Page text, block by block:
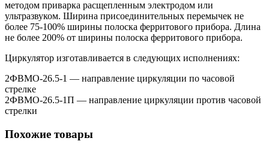
методом приварка расщепленным электродом или
ультразвуком. Ширина присоединительных перемычек не
более 75-100% ширины полоска ферритового прибора. Длина
не более 200% от ширины полоска ферритового прибора.
Циркулятор изготавливается в следующих исполнениях:
2ФВМO-26.5-1 — направление циркуляции по часовой
стрелке
2ФВМO-26.5-1П — направление циркуляции против часовой
стрелки
Похожие товары